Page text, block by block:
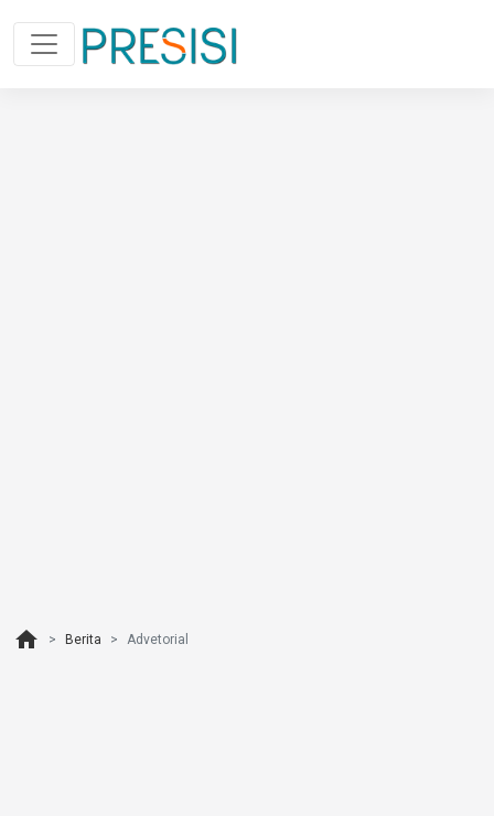
home Berita Advetorial